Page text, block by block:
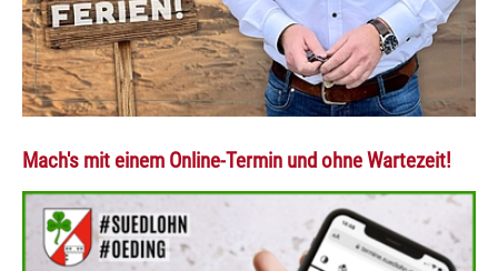
Mach's mit einem Online-Termin und ohne Wartezeit!